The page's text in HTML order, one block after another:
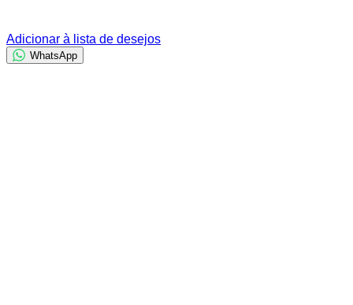
Adicionar à lista de desejos
WhatsApp